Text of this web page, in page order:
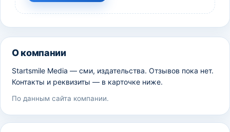
О компании
Startsmile Media — сми, издательства. Отзывов пока нет.
Контакты и реквизиты — в карточке ниже.
По данным сайта компании.